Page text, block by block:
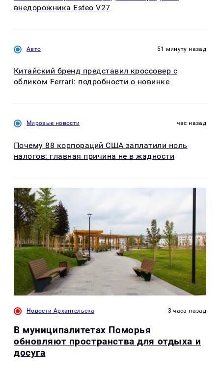
внедорожника Esteo V27
Авто 51 минуту назад
Китайский бренд представил кроссовер с
обликом Ferrari: подробности о новинке
Мировые новости час назад
Почему 88 корпораций США заплатили ноль
налогов: главная причина не в жадности
Новости Архангельска 3 часа назад
В муниципалитетах Поморья
обновляют пространства для отдыха и
досуга